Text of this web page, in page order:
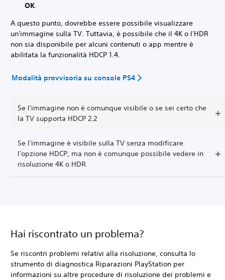
OK
A questo punto, dovrebbe essere possibile visualizzare
un'immagine sulla TV. Tuttavia, è possibile che il 4K o l'HDR
non sia disponibile per alcuni contenuti o app mentre è
abilitata la funzionalità HDCP 1.4.
Modalità provvisoria su console PS4
Se l'immagine non è comunque visibile o se sei certo che
la TV supporta HDCP 2.2
Se l'immagine è visibile sulla TV senza modificare
l'opzione HDCP, ma non è comunque possibile vedere in
risoluzione 4K o HDR
Hai riscontrato un problema?
Se riscontri problemi relativi alla risoluzione, consulta lo
strumento di diagnostica Riparazioni PlayStation per
informazioni su altre procedure di risoluzione dei problemi e